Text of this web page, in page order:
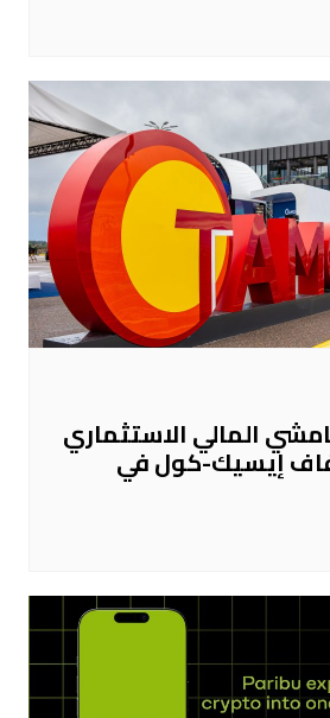
المالي الاستثماري
إيسيك-كول في